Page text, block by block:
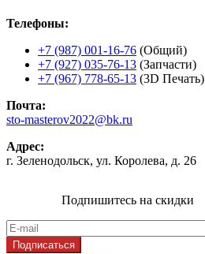
Телефоны:
+7 (987) 001-16-76 (Общий)
+7 (927) 035-76-13 (Запчасти)
+7 (967) 778-65-13 (3D Печать)
Почта:
sto-masterov2022@bk.ru
Адрес:
г. Зеленодольск, ул. Королева, д. 26
Подпишитесь на скидки